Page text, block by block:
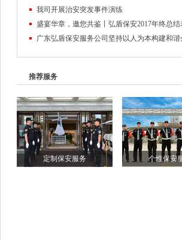
我司开展治安突发事件演练
广东弘盾保安服务公司坚持以人为本构建和谐
推荐服务
定制保安服务 个性保安